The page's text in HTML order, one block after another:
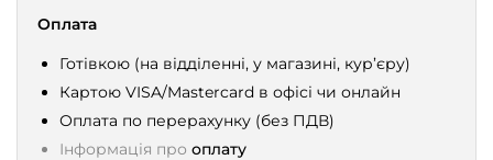
Оплата
Готівкою (на відділенні, у магазині, кур’єру)
Картою VISA/Mastercard в офісі чи онлайн
Оплата по перерахунку (без ПДВ)
Інформація про оплату